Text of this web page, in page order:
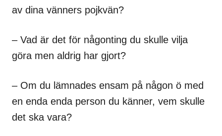
av dina vänners pojkvän?
– Vad är det för någonting du skulle vilja
göra men aldrig har gjort?
– Om du lämnades ensam på någon ö med
en enda enda person du känner, vem skulle
det ska vara?